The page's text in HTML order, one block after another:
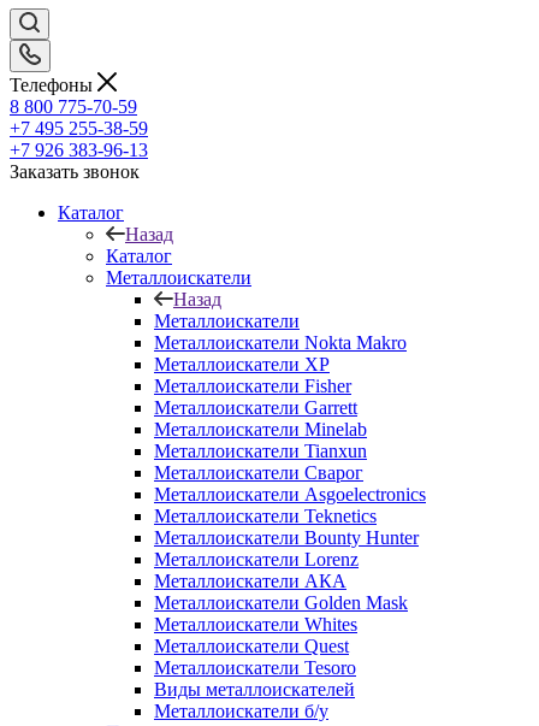
Телефоны
8 800 775-70-59
+7 495 255-38-59
+7 926 383-96-13
Заказать звонок
Каталог
Назад
Каталог
Металлоискатели
Назад
Металлоискатели
Металлоискатели Nokta Makro
Металлоискатели XP
Металлоискатели Fisher
Металлоискатели Garrett
Металлоискатели Minelab
Металлоискатели Tianxun
Металлоискатели Сварог
Металлоискатели Asgoelectronics
Металлоискатели Teknetics
Металлоискатели Bounty Hunter
Металлоискатели Lorenz
Металлоискатели АКА
Металлоискатели Golden Mask
Металлоискатели Whites
Металлоискатели Quest
Металлоискатели Tesoro
Виды металлоискателей
Металлоискатели б/у